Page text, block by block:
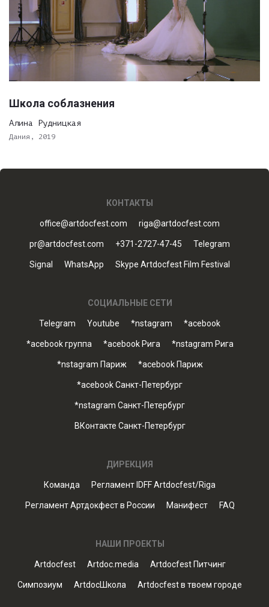
Школа соблазнения
Алина Рудницкая
Дания, 2019
КОНТАКТЫ
office@artdocfest.com riga@artdocfest.com
pr@artdocfest.com +371-2727-47-45 Telegram
Signal WhatsApp Skype Artdocfest Film Festival
СОЦИАЛЬНЫЕ СЕТИ
Telegram Youtube *nstagram *acebook
*acebook группа *acebook Рига *nstagram Рига
*nstagram Париж *acebook Париж
*acebook Санкт-Петербург
*nstagram Санкт-Петербург
ВКонтакте Санкт-Петербург
ДИРЕКЦИЯ
Команда Регламент IDFF Artdocfest/Riga
Регламент Артдокфест в России Манифест FAQ
НАШИ ПРОЕКТЫ
Artdocfest Artdoc.media Artdocfest Питчинг
Симпозиум ArtdocШкола Artdocfest в твоем городе